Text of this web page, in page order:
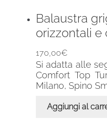
Balaustra
orizzontali e
170,00€
Si adatta alle
Comfort Top
Milano, Spino
Aggiungi al